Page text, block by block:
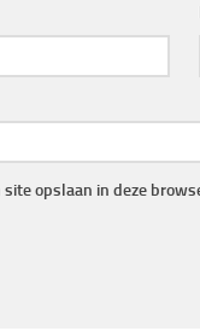
opslaan in deze